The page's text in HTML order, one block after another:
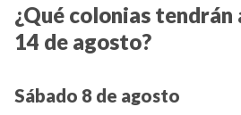
¿Qué colonias tendrán
14 de agosto?
Sábado 8 de agosto